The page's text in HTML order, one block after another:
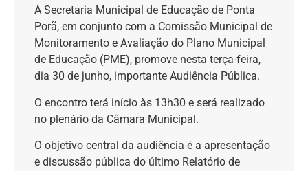
A Secretaria Municipal de Educação de Ponta
Porã, em conjunto com a Comissão Municipal de
Monitoramento e Avaliação do Plano Municipal
de Educação (PME), promove nesta terça-feira,
dia 30 de junho, importante Audiência Pública.
O encontro terá início às 13h30 e será realizado
no plenário da Câmara Municipal.
O objetivo central da audiência é a apresentação
e discussão pública do último Relatório de